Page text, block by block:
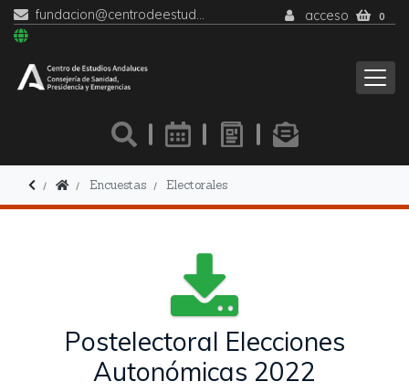
fundacion@centrodeestudiosandaluces.es acceso 0
Encuestas Electorales
Postelectoral Elecciones
Autonómicas 2022